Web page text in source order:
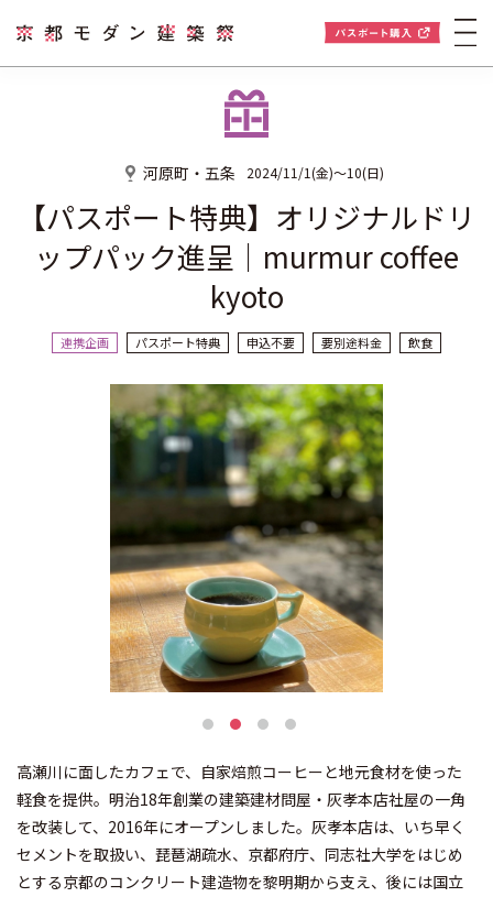
河原町・五条 2024/11/1(金)〜10(日)
【パスポート特典】オリジナルドリ
ップパック進呈｜murmur coffee
kyoto
連携企画 パスポート特典 申込不要 要別途料金 飲食
高瀬川に面したカフェで、自家焙煎コーヒーと地元食材を使った
軽食を提供。明治18年創業の建築建材問屋・灰孝本店社屋の一角
を改装して、2016年にオープンしました。灰孝本店は、いち早く
セメントを取扱い、琵琶湖疏水、京都府庁、同志社大学をはじめ
とする京都のコンクリート建造物を黎明期から支え、後には国立